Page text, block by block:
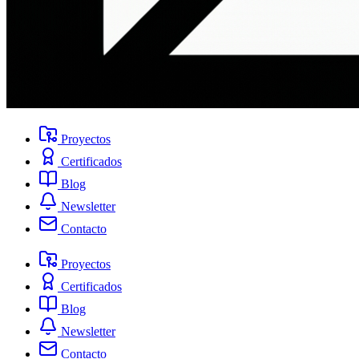
Proyectos
Certificados
Blog
Newsletter
Contacto
Proyectos
Certificados
Blog
Newsletter
Contacto